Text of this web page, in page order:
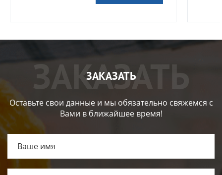
ЗАКАЗАТЬ
Оставьте свои данные и мы обязательно свяжемся с
Вами в ближайшее время!